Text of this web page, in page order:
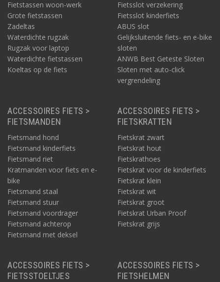
Fietstassen woon-werk
Grote fietstassen
Zadeltas
Waterdichte rugzak
Rugzak voor laptop
Waterdichte fietstassen
Koeltas op de fiets
Fietsslot verzekering
Fietsslot kinderfiets
ABUS slot
Gelijksluitende fiets- en e-bike
sloten
ANWB Best Geteste Sloten
Sloten met auto-click
vergrendeling
ACCESSOIRES FIETS >
FIETSMANDEN
Fietsmand hond
Fietsmand kinderfiets
Fietsmand riet
Kratmanden voor fiets en e-
bike
Fietsmand staal
Fietsmand stuur
Fietsmand voordrager
Fietsmand achterop
Fietsmand met deksel
ACCESSOIRES FIETS >
FIETSKRATTEN
Fietskrat zwart
Fietskrat hout
Fietskrathoes
Fietskrat voor de kinderfiets
Fietskrat klein
Fietskrat wit
Fietskrat groot
Fietskrat Urban Proof
Fietskrat grijs
ACCESSOIRES FIETS >
FIETSSTOELTJES
ACCESSOIRES FIETS >
FIETSHELMEN